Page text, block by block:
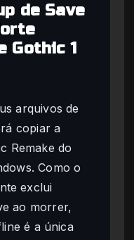
de Save
Gothic 1
arquivos de
copiar a
Remake do
Como o
exclui
ao morrer,
é a única